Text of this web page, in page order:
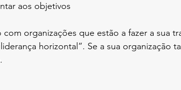
aos objetivos
organizações que estão a fazer a sua
horizontal”. Se a sua organização